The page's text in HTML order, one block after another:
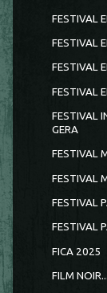
FESTIVAL
FESTIVAL
FESTIVAL
FESTIVAL
FESTIVAL
GERA
FESTIVAL
FESTIVAL
FESTIVAL
FESTIVAL
FICA 2025
FILM